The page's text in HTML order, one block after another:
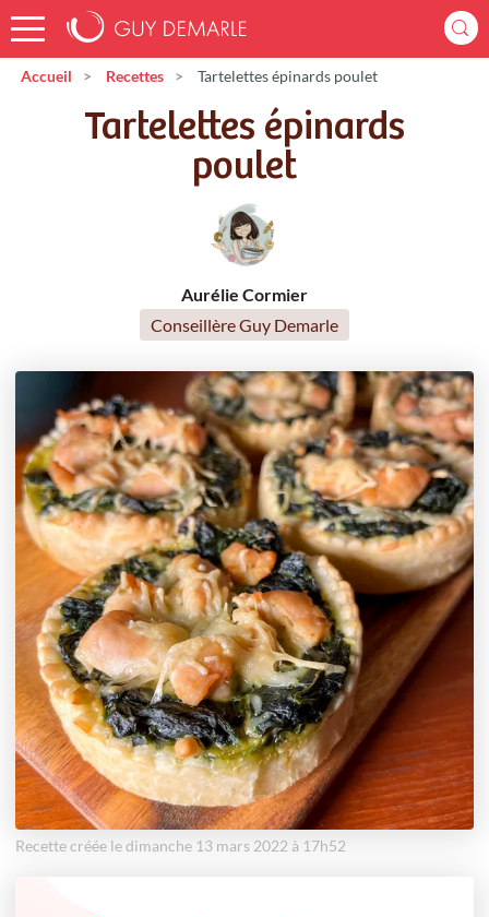
Accueil Recettes Tartelettes épinards poulet
Tartelettes épinards
poulet
Aurélie Cormier
Conseillère Guy Demarle
Recette créée le dimanche 13 mars 2022 à 17h52